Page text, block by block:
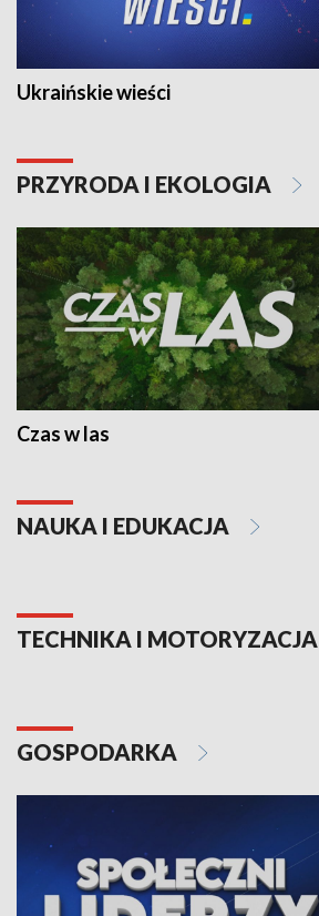
Ukraińskie wieści
PRZYRODA I EKOLOGIA
Czas w las
NAUKA I EDUKACJA
TECHNIKA I MOTORYZACJA
GOSPODARKA